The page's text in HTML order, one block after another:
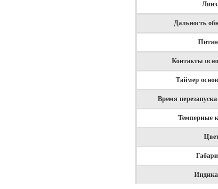
Дальность
Контакты
Таймер
Время
Темперные